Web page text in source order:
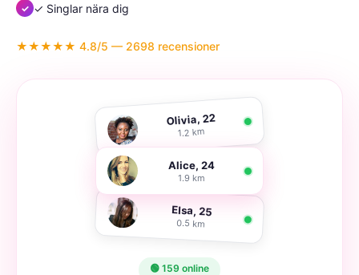
✓ Singlar nära dig
★★★★★ 4.8/5 — 2698 recensioner
Olivia, 22
1.2 km
Alice, 24
1.9 km
Elsa, 25
0.5 km
🟢 159 online